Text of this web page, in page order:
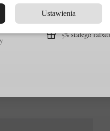
Wykonana z
ujrzeć w tym zjawiskowym modelu.
Ustawienia